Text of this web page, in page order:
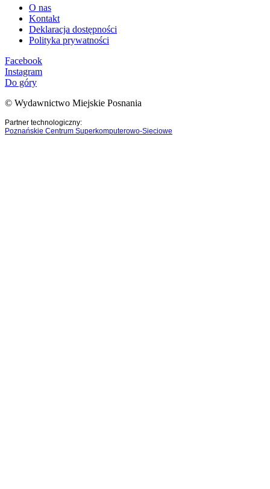
O nas
Kontakt
Deklaracja dostępności
Polityka prywatności
Facebook
Instagram
Do góry
© Wydawnictwo Miejskie Posnania
Partner technologiczny:
Poznańskie Centrum Superkomputerowo-Sieciowe